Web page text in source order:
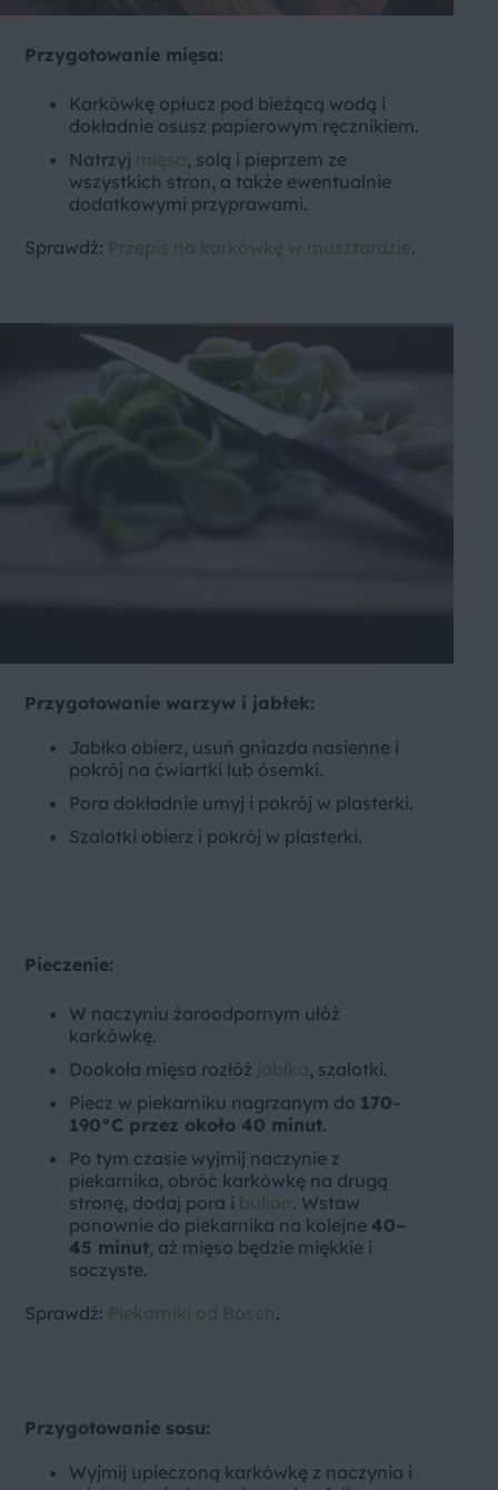
Przygotowanie mięsa:
Karkówkę opłucz pod bieżącą wodą i
dokładnie osusz papierowym ręcznikiem.
Natrzyj mięso, solą i pieprzem ze
wszystkich stron, a także ewentualnie
dodatkowymi przyprawami.
Sprawdź: Przepis na karkówkę w musztardzie.
Przygotowanie warzyw i jabłek:
Jabłka obierz, usuń gniazda nasienne i
pokrój na ćwiartki lub ósemki.
Pora dokładnie umyj i pokrój w plasterki.
Szalotki obierz i pokrój w plasterki.
Pieczenie:
W naczyniu żaroodpornym ułóż
karkówkę.
Dookoła mięsa rozłóż jabłka, szalotki.
Piecz w piekarniku nagrzanym do 170–
190°C przez około 40 minut.
Po tym czasie wyjmij naczynie z
piekarnika, obróć karkówkę na drugą
stronę, dodaj pora i bulion. Wstaw
ponownie do piekarnika na kolejne 40–
45 minut, aż mięso będzie miękkie i
soczyste.
Sprawdź: Piekarniki od Bosch.
Przygotowanie sosu:
Wyjmij upieczoną karkówkę z naczynia i